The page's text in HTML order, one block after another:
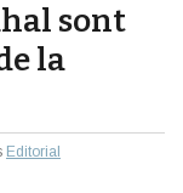
sont
la
Editorial